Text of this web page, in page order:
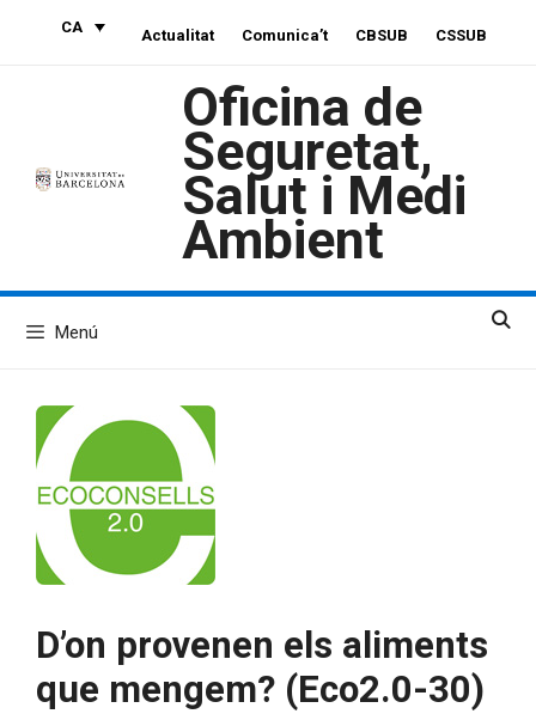
CA Actualitat Comunica’t CBSUB CSSUB
Oficina de
Seguretat,
Salut i Medi
Ambient
Menú
D’on provenen els aliments
que mengem? (Eco2.0-30)